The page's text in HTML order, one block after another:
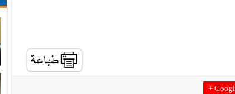
Google